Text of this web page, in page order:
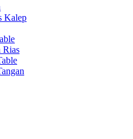
Kalep
Rias